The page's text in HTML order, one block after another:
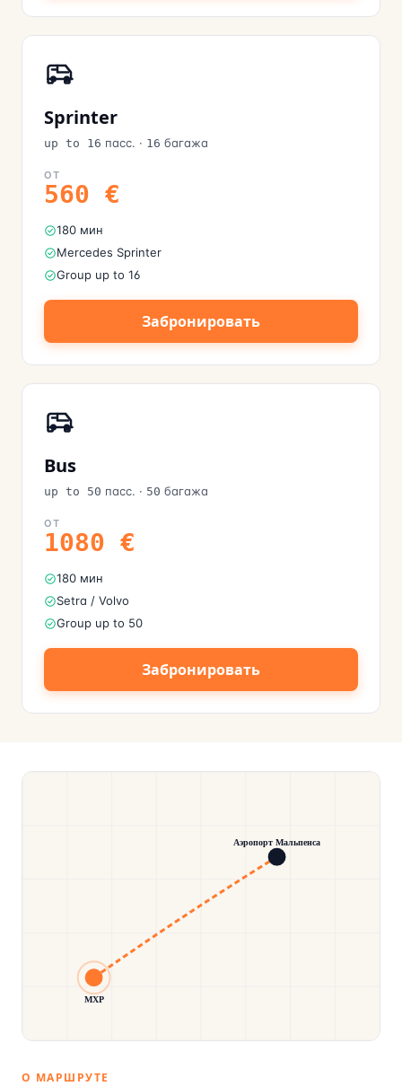
Sprinter
up to 16 пасс. · 16 багажа
ОТ
560 €
180 мин
Mercedes Sprinter
Group up to 16
Забронировать
Bus
up to 50 пасс. · 50 багажа
ОТ
1080 €
180 мин
Setra / Volvo
Group up to 50
Забронировать
MXP
Аэропорт Мальпенса
О МАРШРУТЕ